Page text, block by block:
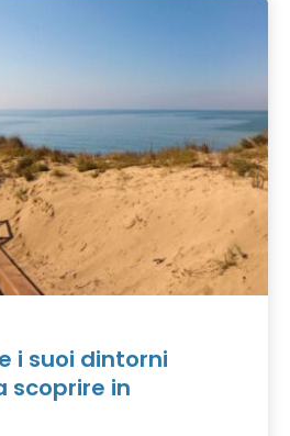
i suoi dintorni
scoprire in